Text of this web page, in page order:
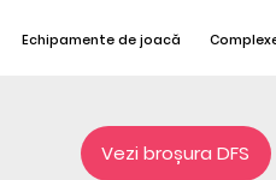
Echipamente de joacă
Vezi broșura DFS